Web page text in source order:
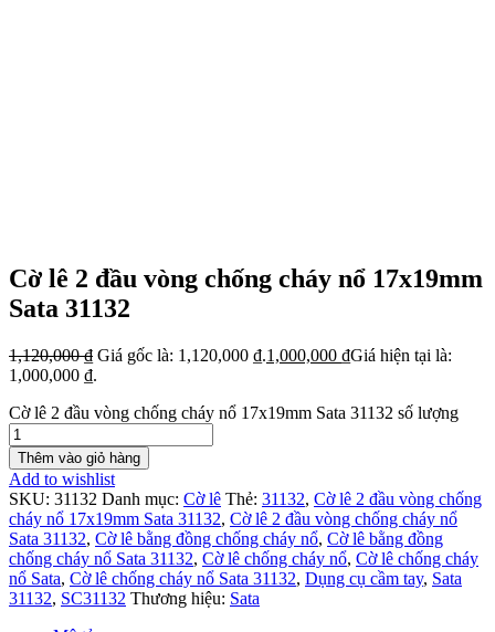
Cờ lê 2 đầu vòng chống cháy nổ 17x19mm
Sata 31132
1,120,000₫ Giá gốc là: 1,120,000 ₫.1,000,000 ₫Giá hiện tại là:
1,000,000 ₫.
Cờ lê 2 đầu vòng chống cháy nổ 17x19mm Sata 31132 số lượng
Thêm vào giỏ hàng
Add to wishlist
SKU: 31132 Danh mục: Cờ lê Thẻ: 31132, Cờ lê 2 đầu vòng chống
cháy nổ 17x19mm Sata 31132, Cờ lê 2 đầu vòng chống cháy nổ
Sata 31132, Cờ lê bằng đồng chống cháy nổ, Cờ lê bằng đồng
chống cháy nổ Sata 31132, Cờ lê chống cháy nổ, Cờ lê chống cháy
nổ Sata, Cờ lê chống cháy nổ Sata 31132, Dụng cụ cầm tay, Sata
31132, SC31132 Thương hiệu: Sata